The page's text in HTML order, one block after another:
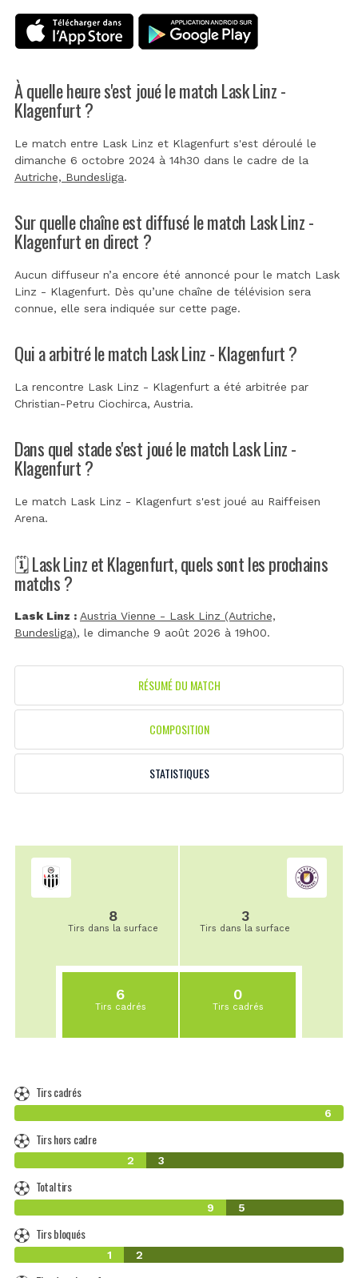
À quelle heure s'est joué le match Lask Linz -
Klagenfurt ?
Le match entre Lask Linz et Klagenfurt s'est déroulé le
dimanche 6 octobre 2024 à 14h30 dans le cadre de la
Autriche, Bundesliga.
Sur quelle chaîne est diffusé le match Lask Linz -
Klagenfurt en direct ?
Aucun diffuseur n’a encore été annoncé pour le match Lask
Linz - Klagenfurt. Dès qu’une chaîne de télévision sera
connue, elle sera indiquée sur cette page.
Qui a arbitré le match Lask Linz - Klagenfurt ?
La rencontre Lask Linz - Klagenfurt a été arbitrée par
Christian-Petru Ciochirca, Austria.
Dans quel stade s'est joué le match Lask Linz -
Klagenfurt ?
Le match Lask Linz - Klagenfurt s'est joué au Raiffeisen
Arena.
🗓️ Lask Linz et Klagenfurt, quels sont les prochains
matchs ?
Lask Linz : Austria Vienne - Lask Linz (Autriche,
Bundesliga), le dimanche 9 août 2026 à 19h00.
RÉSUMÉ DU MATCH
COMPOSITION
STATISTIQUES
8
Tirs dans la surface
6
Tirs cadrés
3
Tirs dans la surface
0
Tirs cadrés
Tirs cadrés
6
Tirs hors cadre
2 3
Total tirs
9 5
Tirs bloqués
1 2